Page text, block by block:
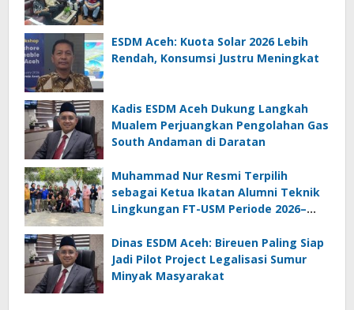
ESDM Aceh: Kuota Solar 2026 Lebih
Rendah, Konsumsi Justru Meningkat
Kadis ESDM Aceh Dukung Langkah
Mualem Perjuangkan Pengolahan Gas
South Andaman di Daratan
Muhammad Nur Resmi Terpilih
sebagai Ketua Ikatan Alumni Teknik
Lingkungan FT-USM Periode 2026–
Dinas ESDM Aceh: Bireuen Paling Siap
Jadi Pilot Project Legalisasi Sumur
Minyak Masyarakat